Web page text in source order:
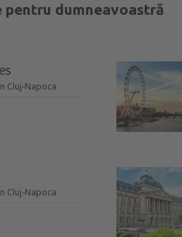
dumneavoastră
Cluj-Napoca
Cluj-Napoca